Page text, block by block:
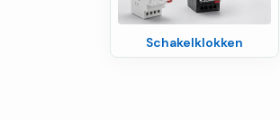
Schakelklokken